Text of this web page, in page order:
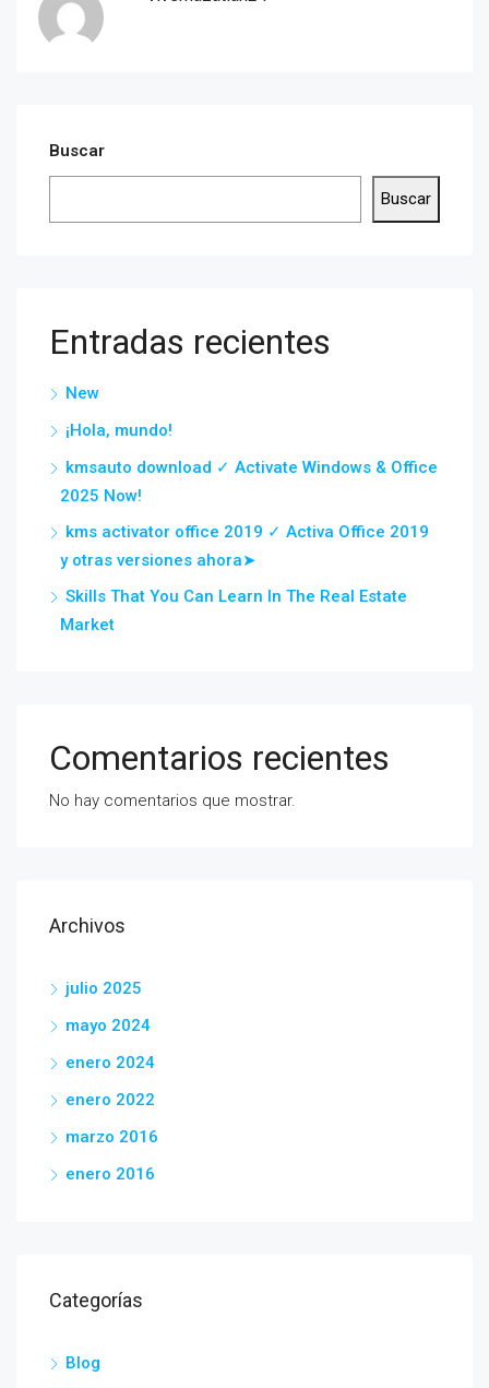
Buscar
Buscar
Entradas recientes
New
¡Hola, mundo!
kmsauto download ✓ Activate Windows & Office
2025 Now!
kms activator office 2019 ✓ Activa Office 2019
y otras versiones ahora➤
Skills That You Can Learn In The Real Estate
Market
Comentarios recientes
No hay comentarios que mostrar.
Archivos
julio 2025
mayo 2024
enero 2024
enero 2022
marzo 2016
enero 2016
Categorías
Blog